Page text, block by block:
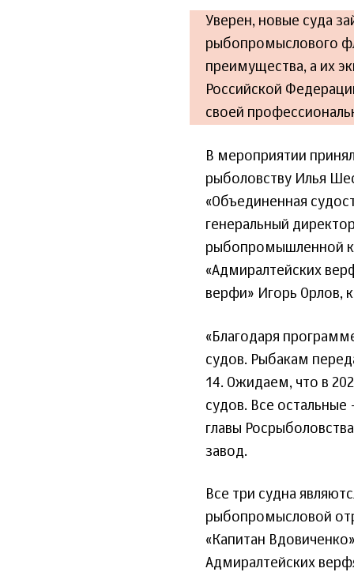
Уверен, новые суда
рыбопромыслового
преимущества, а их
Российской
своей
В мероприятии
рыболовству Илья
«Объединенная
генеральный
рыбопромышленной
«Адмиралтейских
верфи» Игорь Орлов,
«Благодаря
судов. Рыбакам
14. Ожидаем, что в
судов. Все
главы
завод.
Все три судна
рыбопромысловой
«Капитан
Адмиралтейских